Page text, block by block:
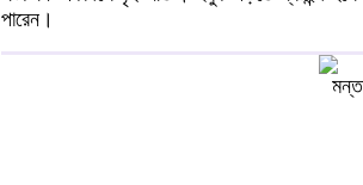
পারেন।